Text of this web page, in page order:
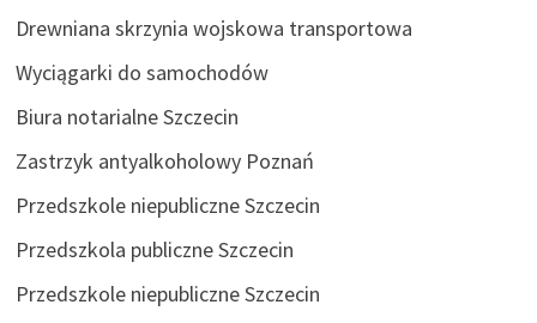
Drewniana skrzynia wojskowa transportowa
Wyciągarki do samochodów
Biura notarialne Szczecin
Zastrzyk antyalkoholowy Poznań
Przedszkole niepubliczne Szczecin
Przedszkola publiczne Szczecin
Przedszkole niepubliczne Szczecin